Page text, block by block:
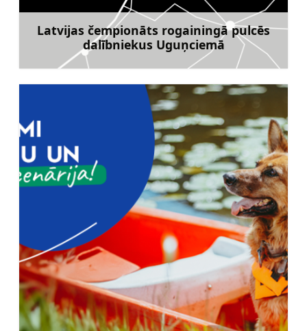
Latvijas čempionāts rogainingā pulcēs
dalībniekus Uguņciemā
Uzzināt vairāk